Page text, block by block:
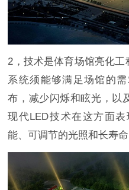
2，技术是体育场馆亮化工
系统须能够满足场馆的
布，减少闪烁和眩光，以
现代LED技术在这方面
能、可调节的光照和长寿命